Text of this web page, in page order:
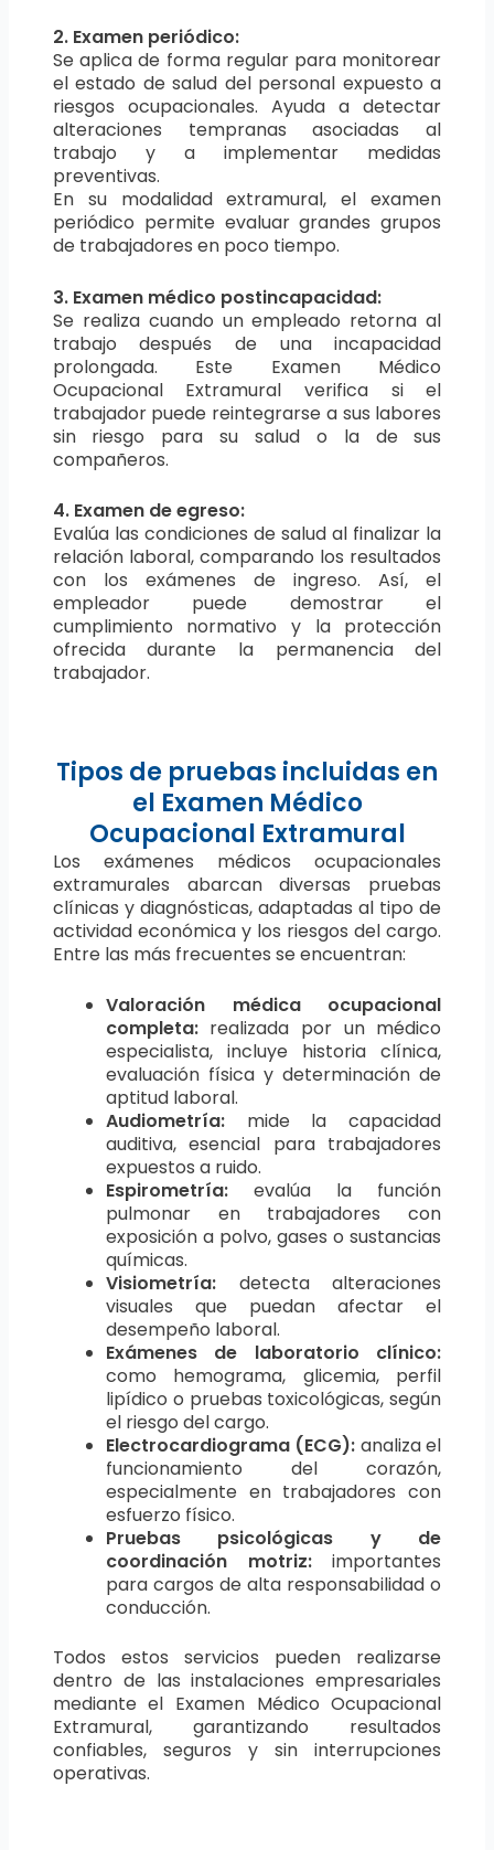
2. Examen periódico:
Se aplica de forma regular para monitorear
el estado de salud del personal expuesto a
riesgos ocupacionales. Ayuda a detectar
alteraciones tempranas asociadas al
trabajo y a implementar medidas
preventivas.
En su modalidad extramural, el examen
periódico permite evaluar grandes grupos
de trabajadores en poco tiempo.
3. Examen médico postincapacidad:
Se realiza cuando un empleado retorna al
trabajo después de una incapacidad
prolongada. Este Examen Médico
Ocupacional Extramural verifica si el
trabajador puede reintegrarse a sus labores
sin riesgo para su salud o la de sus
compañeros.
4. Examen de egreso:
Evalúa las condiciones de salud al finalizar la
relación laboral, comparando los resultados
con los exámenes de ingreso. Así, el
empleador puede demostrar el
cumplimiento normativo y la protección
ofrecida durante la permanencia del
trabajador.
Tipos de pruebas incluidas en
el Examen Médico
Ocupacional Extramural
Los exámenes médicos ocupacionales
extramurales abarcan diversas pruebas
clínicas y diagnósticas, adaptadas al tipo de
actividad económica y los riesgos del cargo.
Entre las más frecuentes se encuentran:
Valoración médica ocupacional
completa:realizada por un médico
especialista, incluye historia clínica,
evaluación física y determinación de
aptitud laboral.
Audiometría:mide la capacidad
auditiva, esencial para trabajadores
expuestos a ruido.
Espirometría:evalúa la función
pulmonar en trabajadores con
exposición a polvo, gases o sustancias
químicas.
Visiometría:detecta alteraciones
visuales que puedan afectar el
desempeño laboral.
Exámenes de laboratorio clínico:
como hemograma, glicemia, perfil
lipídico o pruebas toxicológicas, según
el riesgo del cargo.
Electrocardiograma (ECG): analiza el
funcionamiento del corazón,
especialmente en trabajadores con
esfuerzo físico.
Pruebas psicológicas y de
coordinación motriz:importantes
para cargos de alta responsabilidad o
conducción.
Todos estos servicios pueden realizarse
dentro de las instalaciones empresariales
mediante el Examen Médico Ocupacional
Extramural, garantizando resultados
confiables, seguros y sin interrupciones
operativas.